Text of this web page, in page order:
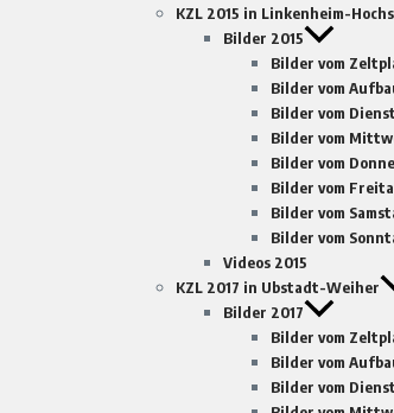
KZL 2015 in Linkenheim-
Bilder 2015
Bilder vom
Bilder vom
Bilder vom
Bilder vom
Bilder vom
Bilder vom
Bilder vom
Bilder vom
Videos 2015
KZL 2017 in Ubstadt-Weiher
Bilder 2017
Bilder vom
Bilder vom
Bilder vom